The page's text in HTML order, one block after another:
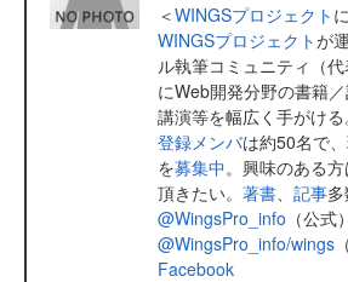
＜WINGSプロジェクト
WINGSプロジェクトが
ル執筆コミュニティ（
にWeb開発分野の書籍／
講演等を幅広く手がけ
登録メンバは約50名で
を募集中。興味のある
頂きたい。 著書 記事多
@WingsPro_info （公式
@WingsPro_info/wings
Facebook